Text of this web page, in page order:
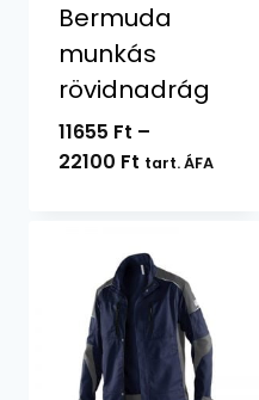
Bermuda
munkás
rövidnadrág
11655 Ft –
22100 FtÁrtartomány:
22100 Ft
tart. ÁFA